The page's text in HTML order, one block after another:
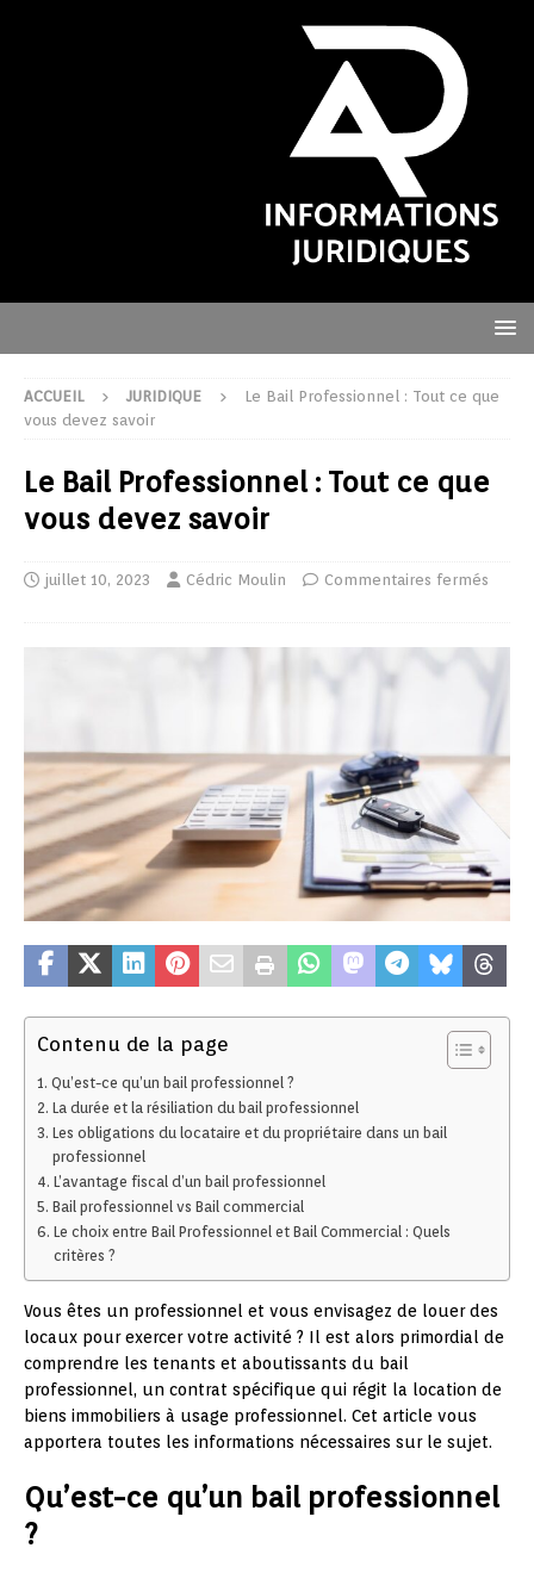
ACCUEIL JURIDIQUE
Le Bail Professionnel : Tout ce que
vous devez savoir
Le Bail Professionnel : Tout ce que
vous devez savoir
juillet 10, 2023 Cédric Moulin Commentaires fermés
Contenu de la page
Qu’est-ce qu’un bail professionnel ?
La durée et la résiliation du bail professionnel
Les obligations du locataire et du propriétaire dans un bail
professionnel
L’avantage fiscal d’un bail professionnel
Bail professionnel vs Bail commercial
Le choix entre Bail Professionnel et Bail Commercial : Quels
critères ?
Vous êtes un professionnel et vous envisagez de louer des
locaux pour exercer votre activité ? Il est alors primordial de
comprendre les tenants et aboutissants du bail
professionnel, un contrat spécifique qui régit la location de
biens immobiliers à usage professionnel. Cet article vous
apportera toutes les informations nécessaires sur le sujet.
Qu’est-ce qu’un bail professionnel
?